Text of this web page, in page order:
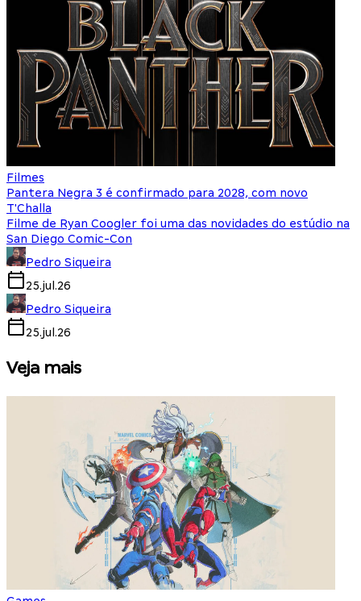
Filmes
Pantera Negra 3 é confirmado para 2028, com novo
T'Challa
Filme de Ryan Coogler foi uma das novidades do estúdio na
San Diego Comic-Con
Pedro Siqueira
25.jul.26
Pedro Siqueira
25.jul.26
Veja mais